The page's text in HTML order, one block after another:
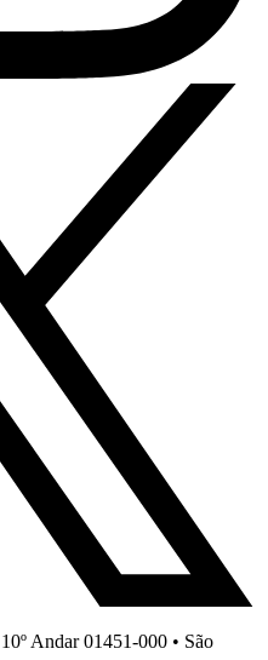
Andar 01451-000 • São